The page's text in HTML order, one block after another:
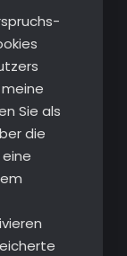
Sie als
die